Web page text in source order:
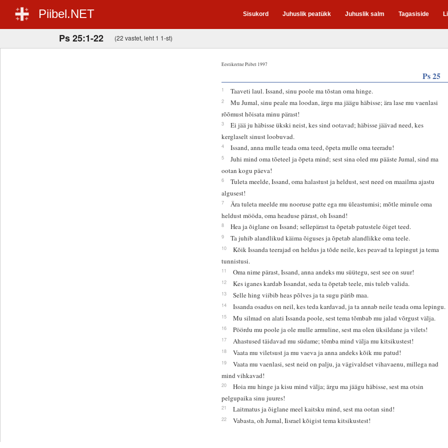
Piibel.NET Sisukord Juhuslik peatükk Juhuslik salm Tagasiside
Ps 25:1-22 (22 vastet, leht 1 1-st)
Eestikeelne Piibel 1997
Ps 25
1 Taaveti laul. Issand, sinu poole ma tõstan oma hinge.
2
Mu Jumal, sinu peale ma loodan, ärgu ma jäägu häbisse; ära lase mu vaenlasi
rõõmust hõisata minu pärast!
3
Ei jää ju häbisse ükski neist, kes sind ootavad; häbisse jäävad need, kes
kerglaselt sinust loobuvad.
4 Issand, anna mulle teada oma teed, õpeta mulle oma teeradu!
5
Juhi mind oma tõeteel ja õpeta mind; sest sina oled mu pääste Jumal, sind ma
ootan kogu päeva!
6
Tuleta meelde, Issand, oma halastust ja heldust, sest need on maailma ajastu
algusest!
7
Ära tuleta meelde mu nooruse patte ega mu üleastumisi; mõtle minule oma
heldust mööda, oma headuse pärast, oh Issand!
8 Hea ja õiglane on Issand; sellepärast ta õpetab patustele õiget teed.
9 Ta juhib alandlikud käima õiguses ja õpetab alandlikke oma teele.
10
Kõik Issanda teerajad on heldus ja tõde neile, kes peavad ta lepingut ja tema
tunnistusi.
11 Oma nime pärast, Issand, anna andeks mu süütegu, sest see on suur!
12 Kes iganes kardab Issandat, seda ta õpetab teele, mis tuleb valida.
13 Selle hing viibib heas põlves ja ta sugu pärib maa.
14 Issanda osadus on neil, kes teda kardavad, ja ta annab neile teada oma lepingu.
15 Mu silmad on alati Issanda poole, sest tema tõmbab mu jalad võrgust välja.
16 Pöördu mu poole ja ole mulle armuline, sest ma olen üksildane ja vilets!
17 Ahastused täidavad mu südame; tõmba mind välja mu kitsikustest!
18 Vaata mu viletsust ja mu vaeva ja anna andeks kõik mu patud!
19
Vaata mu vaenlasi, sest neid on palju, ja vägivaldset vihavaenu, millega nad
mind vihkavad!
20
Hoia mu hinge ja kisu mind välja; ärgu ma jäägu häbisse, sest ma otsin
pelgupaika sinu juures!
21 Laitmatus ja õiglane meel kaitsku mind, sest ma ootan sind!
22 Vabasta, oh Jumal, Iisrael kõigist tema kitsikustest!